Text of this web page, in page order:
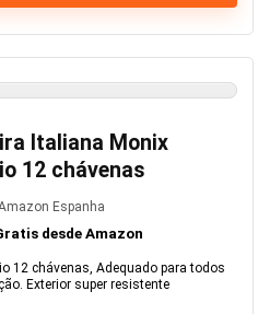
Italiana Monix
12 chávenas
Espanha
desde Amazon
12 chávenas, Adequado para todos
Exterior super resistente